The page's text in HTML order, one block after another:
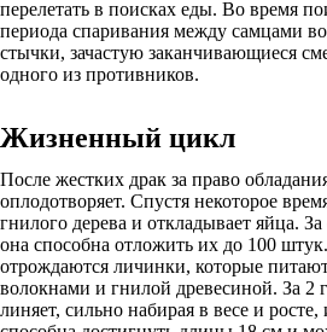
перелетать в поисках еды. Во время
периода спаривания между самцами
стычки, зачастую заканчивающиеся
одного из противников.
Жизненный цикл
После жестких драк за право
оплодотворяет. Спустя некоторое
гнилого дерева и откладывает яйца.
она способна отложить их до 100
отрождаются личинки, которые
волокнами и гнилой древесиной. За 2
линяет, сильно набирая в весе и